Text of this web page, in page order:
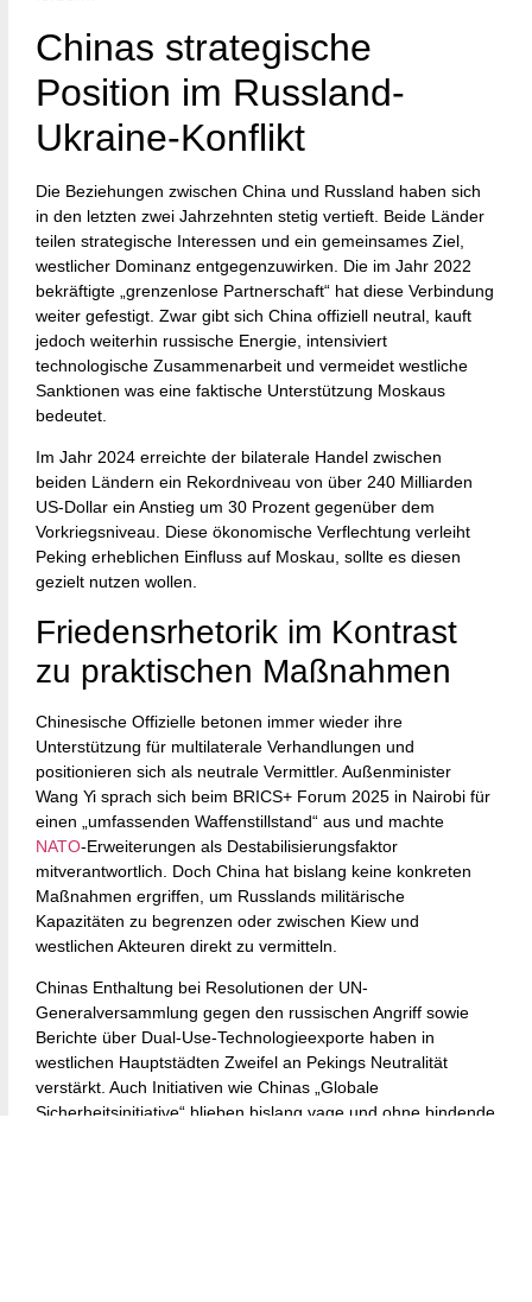
Chinas strategische
Position im Russland-
Ukraine-Konflikt
Die Beziehungen zwischen China und Russland haben sich
in den letzten zwei Jahrzehnten stetig vertieft. Beide Länder
teilen strategische Interessen und ein gemeinsames Ziel,
westlicher Dominanz entgegenzuwirken. Die im Jahr 2022
bekräftigte „grenzenlose Partnerschaft“ hat diese Verbindung
weiter gefestigt. Zwar gibt sich China offiziell neutral, kauft
jedoch weiterhin russische Energie, intensiviert
technologische Zusammenarbeit und vermeidet westliche
Sanktionen was eine faktische Unterstützung Moskaus
bedeutet.
Im Jahr 2024 erreichte der bilaterale Handel zwischen
beiden Ländern ein Rekordniveau von über 240 Milliarden
US-Dollar ein Anstieg um 30 Prozent gegenüber dem
Vorkriegsniveau. Diese ökonomische Verflechtung verleiht
Peking erheblichen Einfluss auf Moskau, sollte es diesen
gezielt nutzen wollen.
Friedensrhetorik im Kontrast
zu praktischen Maßnahmen
Chinesische Offizielle betonen immer wieder ihre
Unterstützung für multilaterale Verhandlungen und
positionieren sich als neutrale Vermittler. Außenminister
Wang Yi sprach sich beim BRICS+ Forum 2025 in Nairobi für
einen „umfassenden Waffenstillstand“ aus und machte
NATO-Erweiterungen als Destabilisierungsfaktor
mitverantwortlich. Doch China hat bislang keine konkreten
Maßnahmen ergriffen, um Russlands militärische
Kapazitäten zu begrenzen oder zwischen Kiew und
westlichen Akteuren direkt zu vermitteln.
Chinas Enthaltung bei Resolutionen der UN-
Generalversammlung gegen den russischen Angriff sowie
Berichte über Dual-Use-Technologieexporte haben in
westlichen Hauptstädten Zweifel an Pekings Neutralität
verstärkt. Auch Initiativen wie Chinas „Globale
Sicherheitsinitiative“ blieben bislang vage und ohne bindende